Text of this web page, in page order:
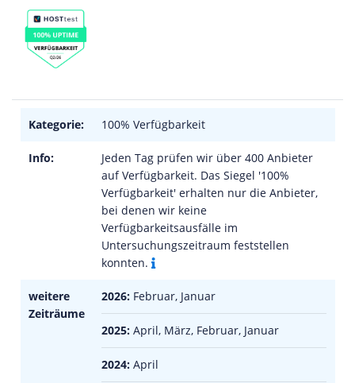
Kategorie: 100% Verfügbarkeit
Info:
Jeden Tag prüfen wir über 400 Anbieter
auf Verfügbarkeit. Das Siegel '100%
Verfügbarkeit' erhalten nur die Anbieter,
bei denen wir keine
Verfügbarkeitsausfälle im
Untersuchungszeitraum feststellen
konnten.
weitere
Zeiträume
2026: Februar, Januar
2025: April, März, Februar, Januar
2024: April